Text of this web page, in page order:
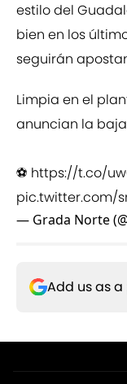
estilo del
bien en los
seguirán
Limpia en el
anuncian la
⚽️ https://t.co/
pic.twitter.com/
— Grada Norte
Add us as